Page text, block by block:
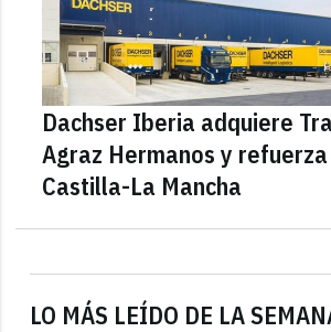
LO MÁS LEÍDO DE LA
Dachser Iberia adquiere
Agraz Hermanos y
Castilla-La Mancha